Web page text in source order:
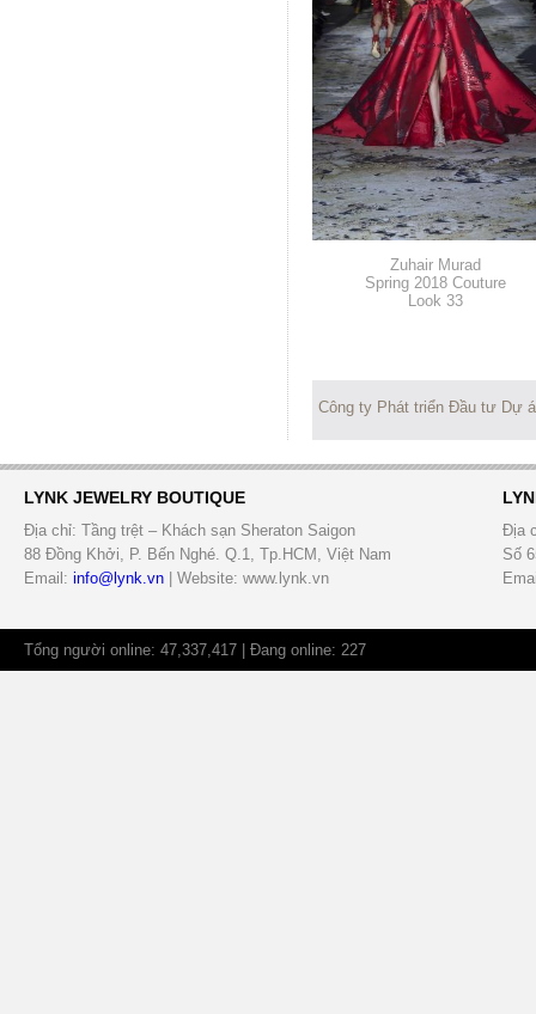
Zuhair Murad
Spring 2018 Couture
Look 33
Công ty Phát triển Đầu tư Dự
LYNK JEWELRY BOUTIQUE
Địa chỉ: Tầng trệt – Khách sạn Sheraton Saigon
88 Đồng Khởi, P. Bến Nghé. Q.1, Tp.HCM, Việt Nam
Email: info@lynk.vn | Website: www.lynk.vn
Địa
Số
Tổng người online: 47,337,417 | Đang online: 227